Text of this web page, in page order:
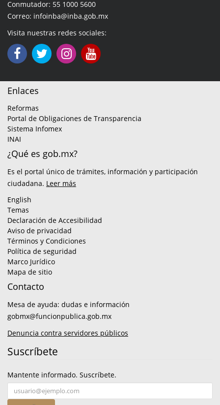
Conmutador: 55 1000 5600
Correo: infoinba@inba.gob.mx
Visita nuestras redes sociales:
Enlaces
Reformas
Portal de Obligaciones de Transparencia
Sistema Infomex
INAI
¿Qué es gob.mx?
Es el portal único de trámites, información y participación
ciudadana. Leer más
English
Temas
Declaración de Accesibilidad
Aviso de privacidad
Términos y Condiciones
Política de seguridad
Marco Jurídico
Mapa de sitio
Contacto
Mesa de ayuda: dudas e información
gobmx@funcionpublica.gob.mx
Denuncia contra servidores públicos
Suscríbete
Mantente informado. Suscríbete.